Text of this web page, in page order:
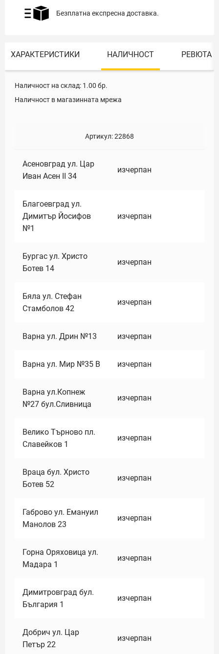
Безплатна експресна доставка.
ХАРАКТЕРИСТИКИ НАЛИЧНОСТ РЕВЮТА
Наличност на склад: 1.00 бр.
Наличност в магазинната мрежа
Артикул:22868
Асеновград ул. Цар
Иван Асен II 34
изчерпан
Благоевград ул.
Димитър Йосифов
№1
изчерпан
Бургас ул. Христо
Ботев 14
изчерпан
Бяла ул. Стефан
Стамболов 42
изчерпан
Варна ул. Дрин №13 изчерпан
Варна ул. Мир №35 В изчерпан
Варна ул.Копнеж
№27 бул.Сливница
изчерпан
Велико Търново пл.
Славейков 1
изчерпан
Враца бул. Христо
Ботев 52
изчерпан
Габрово ул. Емануил
Манолов 23
изчерпан
Горна Оряховица ул.
Мадара 1
изчерпан
Димитровград бул.
България 1
изчерпан
Добрич ул. Цар
Петър 22
изчерпан